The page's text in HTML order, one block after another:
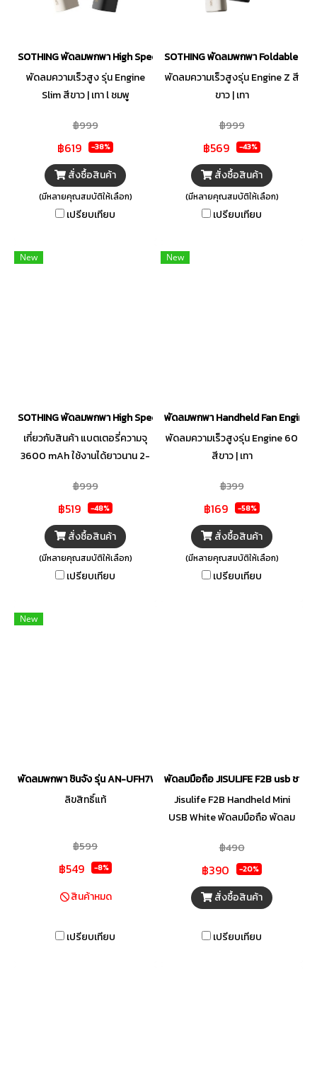
SOTHING พัดลมพกพา High Speed Handheld Fan-Engine Slim
พัดลมความเร็วสูง รุ่น Engine
Slim สีขาว | เทา l ชมพู
฿999
฿619 -38%
สั่งซื้อสินค้า
(มีหลายคุณสมบัติให้เลือก)
เปรียบเทียบ
SOTHING พัดลมพกพา Foldable
พัดลมความเร็วสูงรุ่น Engine Z สี
ขาว | เทา
฿999
฿569 -43%
สั่งซื้อสินค้า
(มีหลายคุณสมบัติให้เลือก)
เปรียบเทียบ
New
SOTHING พัดลมพกพา High Speed Handheld Fan-Engine 60 [3600
เกี่ยวกับสินค้า แบตเตอรี่ความจุ
3600 mAh ใช้งานได้ยาวนาน 2-
ได้สูงสุดถึง 100 ระดับ พร้อมหน้า
จอ LED แสดงสถานะ พอร์ตชาร์จ
Type C ชาร์จเต็มในเวลาเพียง 3
ชั่วโมง ขนาดกะทัดรัด น้ำหนักเบา
เพียง 210 กรัม พกพาสะดวก แรง
ลมสูงสุด 8 เมตร/วินาที พร้อมรับ
฿999
฿519 -48%
สั่งซื้อสินค้า
(มีหลายคุณสมบัติให้เลือก)
เปรียบเทียบ
New
พัดลมพกพา Handheld Fan Engine
พัดลมความเร็วสูงรุ่น Engine 60
สีขาว | เทา
฿399
฿169 -58%
สั่งซื้อสินค้า
(มีหลายคุณสมบัติให้เลือก)
เปรียบเทียบ
New
พัดลมพกพา ชินจัง รุ่น AN-UFH7W1
ลิขสิทธิ์แท้
฿599
฿549 -8%
สินค้าหมด
เปรียบเทียบ
พัดลมมือถือ JISULIFE F2B usb ชาร
Jisulife F2B Handheld Mini
USB White พัดลมมือถือ พัดลม
฿490
฿390 -20%
สั่งซื้อสินค้า
เปรียบเทียบ